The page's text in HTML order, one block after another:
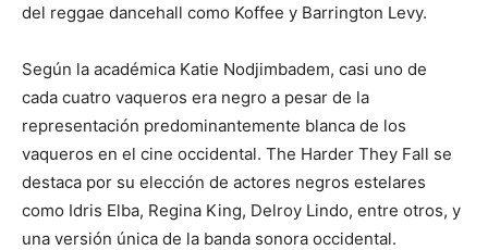
del reggae dancehall como Koffee y Barrington Levy.
Según la académica Katie Nodjimbadem, casi uno de
cada cuatro vaqueros era negro a pesar de la
representación predominantemente blanca de los
vaqueros en el cine occidental. The Harder They Fall se
destaca por su elección de actores negros estelares
como Idris Elba, Regina King, Delroy Lindo, entre otros, y
una versión única de la banda sonora occidental.